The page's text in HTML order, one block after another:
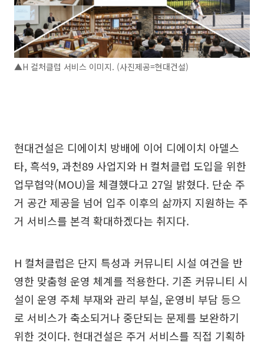
▲H 컬처클럽 서비스 이미지. (사진제공=현대건설)
현대건설은 디에이치 방배에 이어 디에이치 아델스
타, 흑석9, 과천89 사업지와 H 컬처클럽 도입을 위한
업무협약(MOU)을 체결했다고 27일 밝혔다. 단순 주
거 공간 제공을 넘어 입주 이후의 삶까지 지원하는 주
거 서비스를 본격 확대하겠다는 취지다.
H 컬처클럽은 단지 특성과 커뮤니티 시설 여건을 반
영한 맞춤형 운영 체계를 적용한다. 기존 커뮤니티 시
설이 운영 주체 부재와 관리 부실, 운영비 부담 등으
로 서비스가 축소되거나 중단되는 문제를 보완하기
위한 것이다. 현대건설은 주거 서비스를 직접 기획하